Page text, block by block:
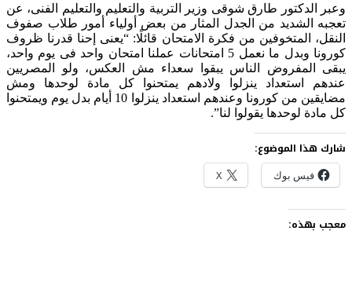
وعبر الدكتور طارق شوقى وزير التربية والتعليم والتعليم الفنى، عن
تعجبه الشديد من الجدل المثار من بعض أولياء أمور طلاب صفوف
النقل، المتخوفين من فكرة الامتحان قائلًا: “يعنى إحنا قدرنا ظروف
كورونا وبدل ما نعمل 5 امتحانات عملنا امتحان واحد فى يوم واحد،
يبقى المفروض الناس يبقوا سعداء مش العكس، ولو المصريين
عندهم استعداد ينزلوا ولادهم يمتحنوا كل مادة لوحدها ومش
مضايقين من كورونا وعندهم استعداد ينزلوا 10 أيام بدل يوم ويمتحنوا
كل مادة لوحدها يقولوا لنا”.
شارك هذا الموضوع:
فيس بوك X
معجب بهذه: